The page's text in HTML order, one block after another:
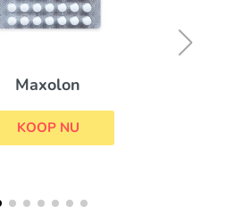
Maxolon
KOOP NU